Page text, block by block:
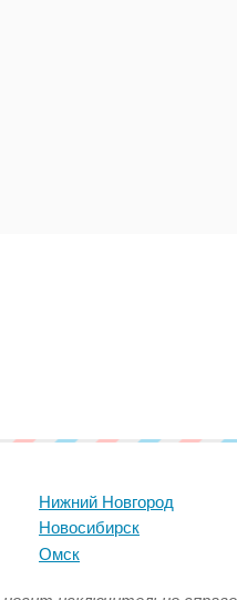
Нижний Новгород
Новосибирск
Омск